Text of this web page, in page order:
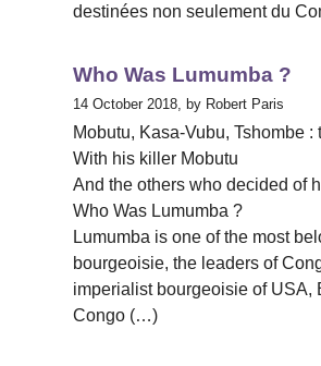
destinées non seulement du
Who Was Lumumba ?
14 October 2018, by Robert Paris
Mobutu, Kasa-Vubu, Tshombe :
With his killer Mobutu
And the others who decided of
Who Was Lumumba ?
Lumumba is one of the most
bourgeoisie, the leaders of
imperialist bourgeoisie of
Congo (…)